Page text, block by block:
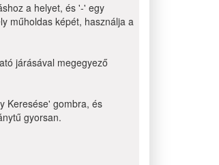
a helyet, és '-' egy
műholdas képét, használja a
járásával megegyező
Keresése' gombra, és
gyorsan.